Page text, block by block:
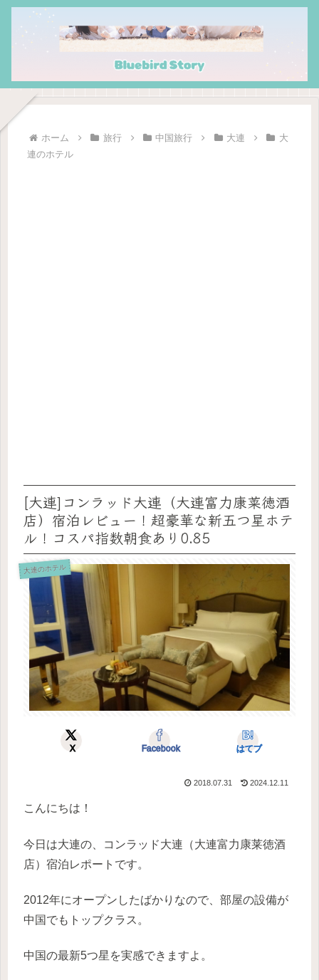
ホーム 旅行 中国旅行 大連
大
連のホテル
[大連]コンラッド大連（大連富力康莱徳酒
店）宿泊レビュー！超豪華な新五つ星ホテ
ル！コスパ指数朝食あり0.85
大連のホテル
X Facebook はてブ
2018.07.31 2024.12.11
こんにちは！
今日は大連の、コンラッド大連（大連富力康莱徳酒
店）宿泊レポートです。
2012年にオープンしたばかりなので、部屋の設備が
中国でもトップクラス。
中国の最新5つ星を実感できますよ。